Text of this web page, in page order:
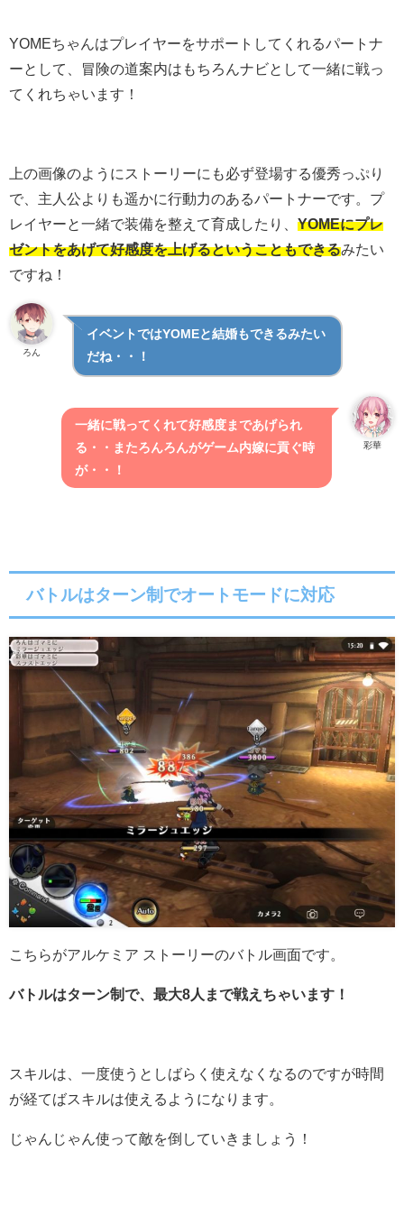
YOMEちゃんはプレイヤーをサポートしてくれるパートナ
ーとして、冒険の道案内はもちろんナビとして一緒に戦っ
てくれちゃいます！
上の画像のようにストーリーにも必ず登場する優秀っぷり
で、主人公よりも遥かに行動力のあるパートナーです。プ
レイヤーと一緒で装備を整えて育成したり、 YOMEにプレ
ゼントをあげて好感度を上げるということもできるみたい
ですね！
ろん
イベントではYOMEと結婚もできるみたい
だね・・！
彩華
一緒に戦ってくれて好感度まであげられ
る・・またろんろんがゲーム内嫁に貢ぐ時
が・・！
バトルはターン制でオートモードに対応
こちらがアルケミア ストーリーのバトル画面です。
バトルはターン制で、最大8人まで戦えちゃいます！
スキルは、一度使うとしばらく使えなくなるのですが時間
が経てばスキルは使えるようになります。
じゃんじゃん使って敵を倒していきましょう！